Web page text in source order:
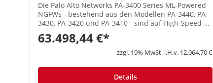
Die Palo Alto Networks PA-3400 Series ML-Powered
NGFWs - bestehend aus den Modellen PA-3440, PA-
3430, PA-3420 und PA-3410 - sind auf High-Speed-
Internet-Gateway-Implementierungen ausgerichtet.
Die Appliances der PA-3400-Serie sichern den
gesamten Datenverkehr, einschließlich des
verschlüsselten Datenverkehrs, und nutzen
dedizierte Verarbeitungs- und Speicherkapazitäten
für Netzwerke, Sicherheit, Bedrohungsabwehr und
63.498,44 €*
zzgl. 19% MwSt. i.H.v. 12.064,70 €
Details